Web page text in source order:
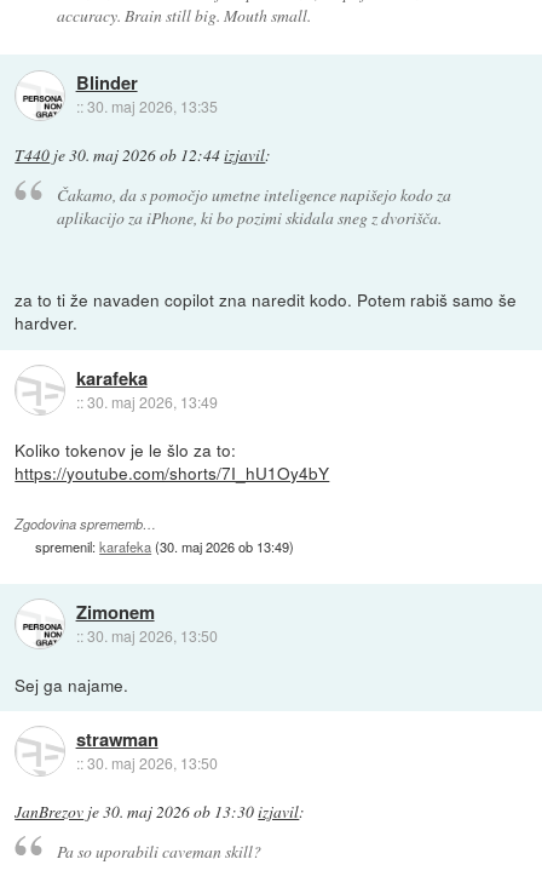
accuracy. Brain still big. Mouth small.
Blinder
::30. maj 2026, 13:35
T440 je30. maj 2026 ob 12:44izjavil:
Čakamo, da s pomočjo umetne inteligence napišejo kodo za
aplikacijo za iPhone, ki bo pozimi skidala sneg z dvorišča.
za to ti že navaden copilot zna naredit kodo. Potem rabiš samo še
hardver.
karafeka
::30. maj 2026, 13:49
Koliko tokenov je le šlo za to:
https://youtube.com/shorts/7I_hU1Oy4bY
Zgodovina sprememb…
spremenil:karafeka(30. maj 2026 ob 13:49)
Zimonem
::30. maj 2026, 13:50
Sej ga najame.
strawman
::30. maj 2026, 13:50
JanBrezov je30. maj 2026 ob 13:30izjavil:
Pa so uporabili caveman skill?